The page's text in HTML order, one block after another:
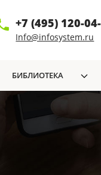
+7 (495) 120-
Info@infosystem.ru
БИБЛИОТЕКА